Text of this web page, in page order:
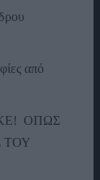
από
ΟΠΩΣ
ΤΟΥ